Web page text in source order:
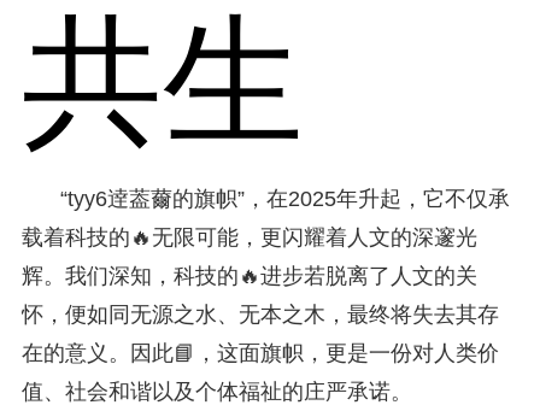
共生
“tyy6逹葢薾的旗帜”，在2025年升起，它不仅承
载着科技的🔥无限可能，更闪耀着人文的深邃光
辉。我们深知，科技的🔥进步若脱离了人文的关
怀，便如同无源之水、无本之木，最终将失去其存
在的意义。因此📘，这面旗帜，更是一份对人类价
值、社会和谐以及个体福祉的庄严承诺。